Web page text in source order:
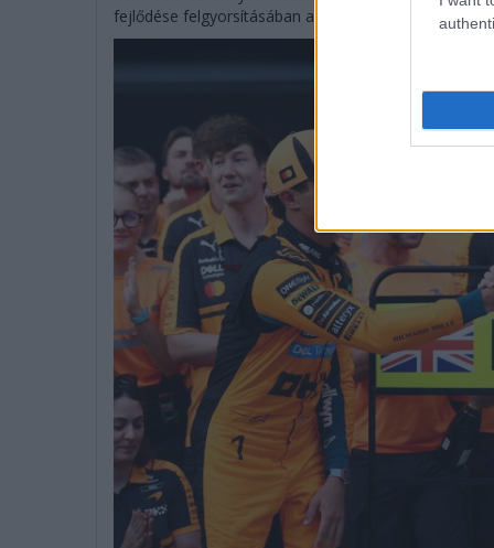
fejlődése felgyorsításában a pályán és azon kívül